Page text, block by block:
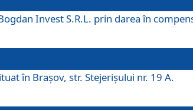
Invest S.R.L. prin darea în
în Braşov, str. Stejerişului nr. 19 A.